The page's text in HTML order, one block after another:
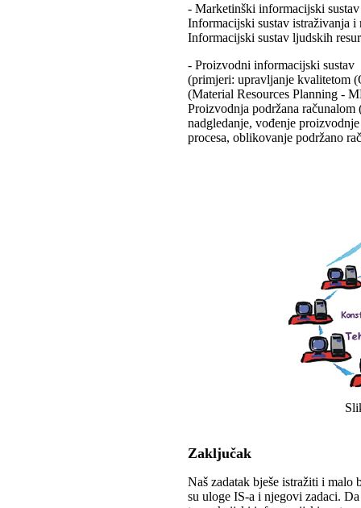
- Marketinški informacijski
Informacijski sustav istraživanja
Informacijski sustav ljudskih
- Proizvodni informacijski sustav
(primjeri: upravljanje kvalitetom
(Material Resources Planning -
Proizvodnja podržana
nadgledanje, vođenje
procesa, oblikovanje podržano
Zaključak
Naš zadatak bješe istražiti i malo
su uloge IS-a i njegovi zadaci.